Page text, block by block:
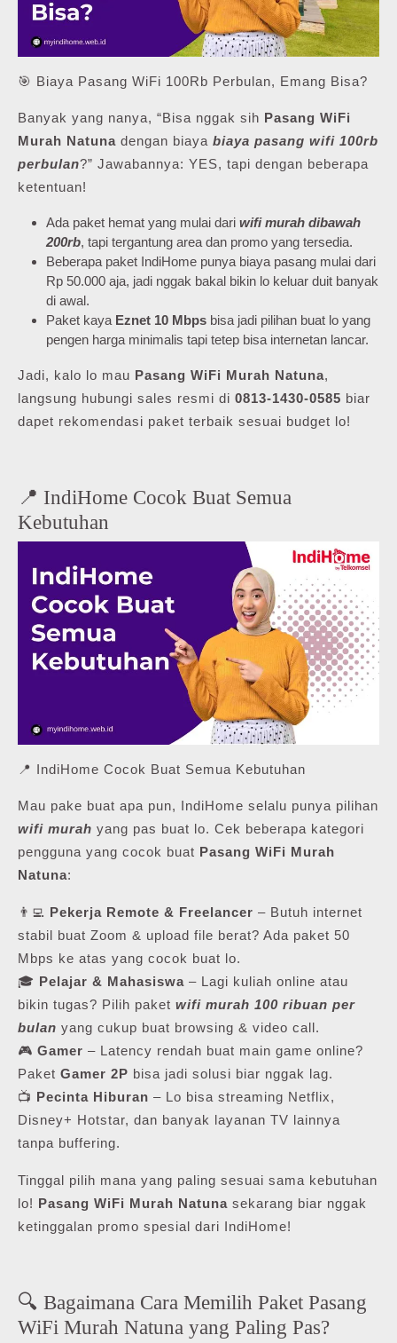
🎯 Biaya Pasang WiFi 100Rb Perbulan, Emang Bisa?
Banyak yang nanya, “Bisa nggak sih Pasang WiFi
Murah Natuna dengan biaya biaya pasang wifi 100rb
perbulan?” Jawabannya: YES, tapi dengan beberapa
ketentuan!
Ada paket hemat yang mulai dari wifi murah dibawah
200rb, tapi tergantung area dan promo yang tersedia.
Beberapa paket IndiHome punya biaya pasang mulai dari
Rp 50.000 aja, jadi nggak bakal bikin lo keluar duit banyak
di awal.
Paket kaya Eznet 10 Mbps bisa jadi pilihan buat lo yang
pengen harga minimalis tapi tetep bisa internetan lancar.
Jadi, kalo lo mau Pasang WiFi Murah Natuna,
langsung hubungi sales resmi di 0813-1430-0585 biar
dapet rekomendasi paket terbaik sesuai budget lo!
📍 IndiHome Cocok Buat Semua
Kebutuhan
📍 IndiHome Cocok Buat Semua Kebutuhan
Mau pake buat apa pun, IndiHome selalu punya pilihan
wifi murah yang pas buat lo. Cek beberapa kategori
pengguna yang cocok buat Pasang WiFi Murah
Natuna:
👨‍💻 Pekerja Remote & Freelancer – Butuh internet
stabil buat Zoom & upload file berat? Ada paket 50
Mbps ke atas yang cocok buat lo.
🎓 Pelajar & Mahasiswa – Lagi kuliah online atau
bikin tugas? Pilih paket wifi murah 100 ribuan per
bulan yang cukup buat browsing & video call.
🎮 Gamer – Latency rendah buat main game online?
Paket Gamer 2P bisa jadi solusi biar nggak lag.
📺 Pecinta Hiburan – Lo bisa streaming Netflix,
Disney+ Hotstar, dan banyak layanan TV lainnya
tanpa buffering.
Tinggal pilih mana yang paling sesuai sama kebutuhan
lo! Pasang WiFi Murah Natuna sekarang biar nggak
ketinggalan promo spesial dari IndiHome!
🔍 Bagaimana Cara Memilih Paket Pasang
WiFi Murah Natuna yang Paling Pas?